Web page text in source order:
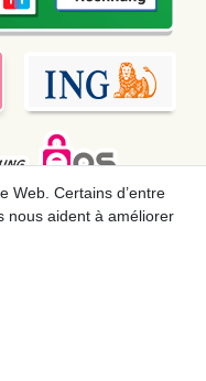
de confidentialité
Web. Certains d’entre
nous aident à améliorer